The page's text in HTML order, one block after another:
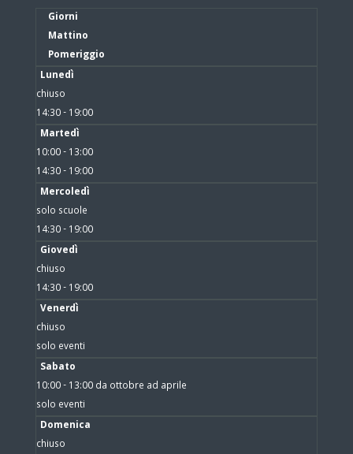
Giorni
Mattino
Pomeriggio
Lunedì
chiuso
14:30 - 19:00
Martedì
10:00 - 13:00
14:30 - 19:00
Mercoledì
solo scuole
14:30 - 19:00
Giovedì
chiuso
14:30 - 19:00
Venerdì
chiuso
solo eventi
Sabato
10:00 - 13:00 da ottobre ad aprile
solo eventi
Domenica
chiuso